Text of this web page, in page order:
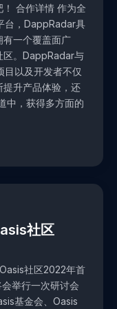
合作详情 作为全
台，DappRadar具
有一个覆盖面广
区。DappRadar与
目以及开发者不仅
升产品体验，还
中，获得多方面的
社区
社区2022年首
举行一次研讨会
基金会、Oasis